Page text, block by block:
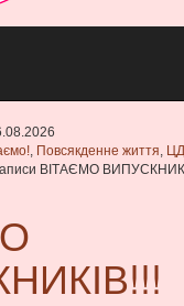
, Повсякденне життя,
ВІТАЄМО